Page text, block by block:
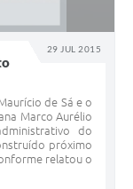
29 JUL 2015
de Sá e o
Marco Aurélio
do
próximo
relatou o